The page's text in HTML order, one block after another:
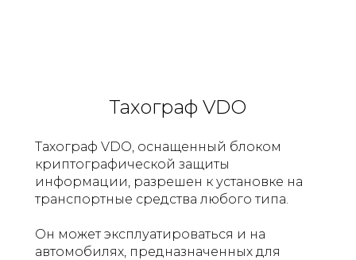
Тахограф VDO
Тахограф VDO, оснащенный блоком
криптографической защиты
информации, разрешен к установке на
транспортные средства любого типа.
Он может эксплуатироваться и на
автомобилях, предназначенных для